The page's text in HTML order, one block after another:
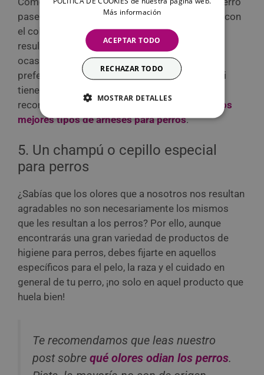
pasee con arnés en lugar de con collar, ya que, con
el collar, solo se tira del cuello, lo que puede
resultar doloroso para nuestro perro e incluso
ocasionar lesiones. En cuanto a la correa, es
preferible elegir una flexi a una elástica o fija. Si
tienes dudas sobre cuál comprar, te
recomendamos que leas nuestro post sobre
los
mejores tipos de arneses para perros.
5. Un champú o cepillo especial
para perros
¿Sabías que los olores que a nosotros nos resultan
agradables no son necesariamente los mismos
que les resultan a los perros? Por ello, aunque
encontrarás una gran variedad de productos de
higiene para perros, debes fijarte en aquellos
específicos para el pelo, la raza y el cuidado en
general de tu perro, ¡no solo en aquel producto que
huela bien!
Te recomendamos que leas nuestro
post sobre qué olores odian los perros.
Más información
ACEPTAR TODO
RECHAZAR TODO
MOSTRAR DETALLES